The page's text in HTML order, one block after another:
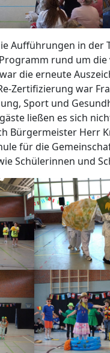
Aufführungen in der
rund um
die erneute
Zertifizierung war
Sport und
ließen es sich
Bürgermeister Herr
für die
Schülerinnen und